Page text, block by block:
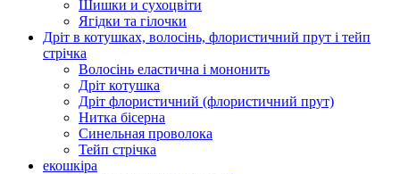
Шишки и сухоцвіти
Ягідки та гілочки
Дріт в котушках, волосінь, флористичний прут і тейп
стрічка
Волосінь еластична і мононить
Дріт котушка
Дріт флористичний (флористичний прут)
Нитка бісерна
Синельная проволока
Тейп стрічка
екошкіра